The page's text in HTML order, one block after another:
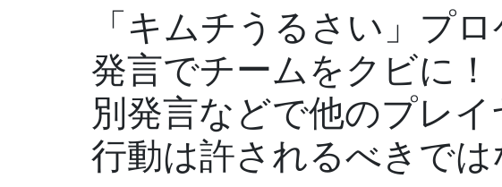
「キムチうるさい」プ
発言でチームをクビに
別発言などで他のプレ
行動は許されるべきでは